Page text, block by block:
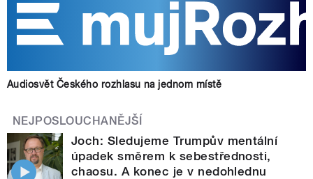
Audiosvět Českého rozhlasu na jednom místě
NEJPOSLOUCHANĚJŠÍ
Joch: Sledujeme Trumpův mentální
úpadek směrem k sebestřednosti,
chaosu. A konec je v nedohlednu